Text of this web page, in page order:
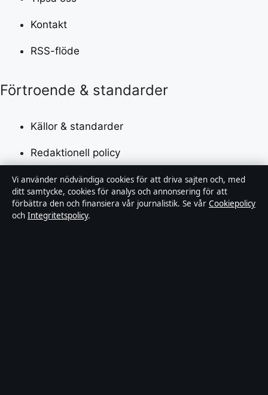
Kontakt
RSS-flöde
Förtroende & standarder
Källor & standarder
Redaktionell policy
Rättelsepolicy
Faktagranskningspolicy
Vi använder nödvändiga cookies för att driva sajten och, med
ditt samtycke, cookies för analys och annonsering för att
förbättra den och finansiera vår journalistik. Se vår Cookiepolicy
och Integritetspolicy.